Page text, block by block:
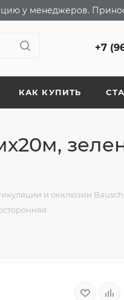
у менеджеров.
+7
КАК КУПИТЬ
и окклюзии Bausch